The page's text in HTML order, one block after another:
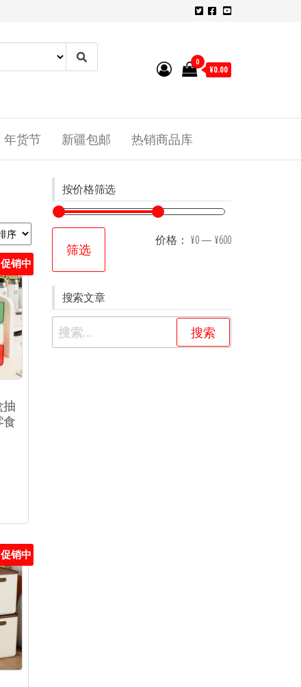
0
¥0.00
年货节 新疆包邮 热销商品库
促销中
抽
食
促销中
按价格筛选
筛选
价格： ¥0— ¥600
搜索文章